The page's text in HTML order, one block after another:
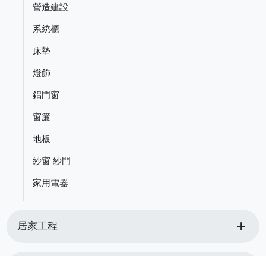
營造建設
系統櫃
床墊
燈飾
鋁門窗
窗簾
地板
紗窗 紗門
家用電器
居家工程 add